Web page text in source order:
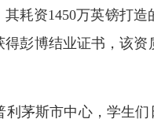
耗资1450万英镑打
彭博结业证书，该
茅斯市中心，学生